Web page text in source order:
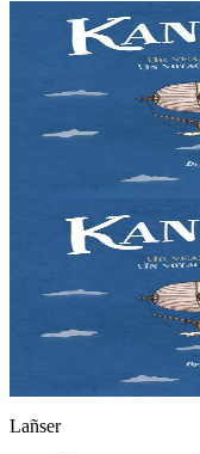
Kan ar Bed - CD
Emañ Liza o chom e
plac'h yaouank mont da
trizek pezh sonerezh
Kan ar Bed -
Emañ Liza o chom e
plac'h yaouank mont da
trizek pezh sonerezh
Lañser